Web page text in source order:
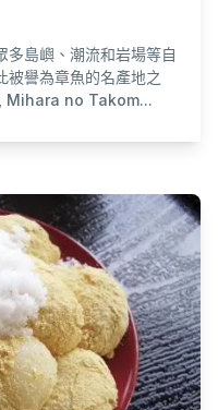
多島嶼、潮流和岩場等自
被譽為章魚的名產地之
, Mihara no Takom...